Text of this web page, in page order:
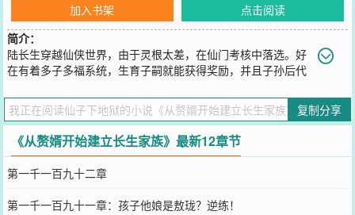
加入书架
点击阅读
简介：
陆长生穿越仙侠世界，由于灵根太差，在仙门考核中落选。好
在有着多子多福系统，生育子嗣就能获得奖励，并且子孙后代
妾，多生多育的修仙途。拥有一个子嗣，获得修仙百艺【制符】拥有
十个子嗣，获得真灵幼崽【九幽獒】拥有百个子嗣，获得通天灵宝
【九宝玉如意】拥有万个子嗣，获得造化仙经【金阙玉箓天书】就这
般。别人修炼的时候，陆长生在娶妻纳妾生娃。别人为了修炼资源，
四处奔波时，陆长生在娶妻纳妾生娃。别人为了突破瓶颈，进入秘境
九死一生时，陆长生还是在娶妻纳妾生娃。时光轮转，纪元更迭，无
数天骄红颜，仙道至尊，魔道巨头，妖族大圣，从崛起到落幕，泯灭
复制分享
《从赘婿开始建立长生家族》最新12章节
第一千一百九十二章
第一千一百九十一章：孩子他娘是敖珑？逆练！